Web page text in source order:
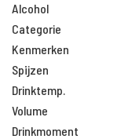
Alcohol
Categorie
Kenmerken
Spijzen
Drinktemp.
Volume
Drinkmoment